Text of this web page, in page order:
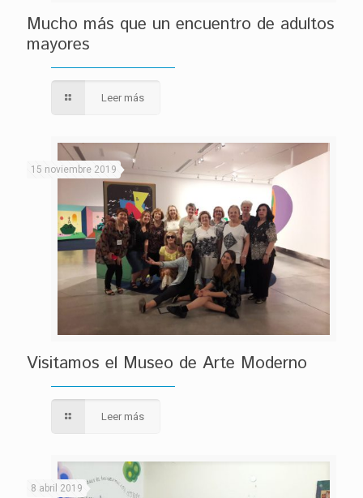
Mucho más que un encuentro de adultos
mayores
Leer más
15 noviembre 2019
Visitamos el Museo de Arte Moderno
Leer más
8 abril 2019